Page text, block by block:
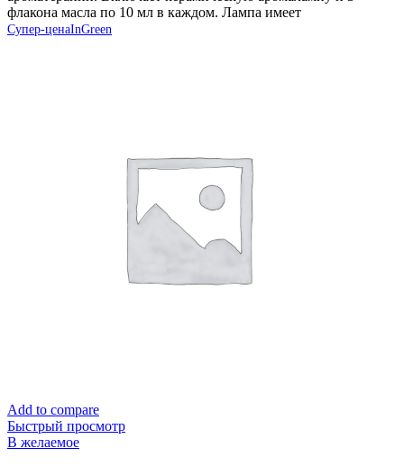
флакона масла по 10 мл в каждом. Лампа имеет
Супер-ценаInGreen
Add to compare
Быстрый просмотр
В желаемое